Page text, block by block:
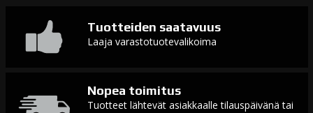
Tuotteiden saatavuus
Laaja varastotuotevalikoima
Nopea toimitus
Tuotteet lähtevät asiakkaalle tilauspäivänä tai